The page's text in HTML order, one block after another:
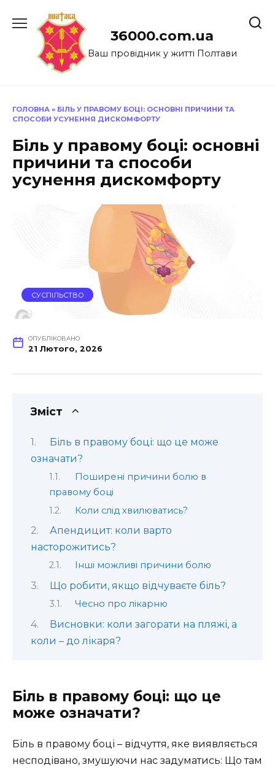
до
36000.com.ua
Ваш провідник у житті Полтави
ГОЛОВНА » БІЛЬ У ПРАВОМУ БОЦІ: ОСНОВНІ ПРИЧИНИ ТА
СПОСОБИ УСУНЕННЯ ДИСКОМФОРТУ
Біль у правому боці: основні
причини та способи
усунення дискомфорту
СУСПІЛЬСТВО
ОПУБЛІКОВАНО
21 Лютого, 2026
Зміст
Біль в правому боці: що це може
означати?
Поширені причини болю в
правому боці
Коли слід хвилюватись?
Апендицит: коли варто
насторожитись?
Інші можливі причини болю
Що робити, якщо відчуваєте біль?
Чесно про лікарню
Висновки: коли загорати на пляжі, а
коли – до лікаря?
Біль в правому боці: що це
може означати?
Біль в правому боці – відчуття, яке виявляється
несподівано, змушуючи нас задуматись: Що там